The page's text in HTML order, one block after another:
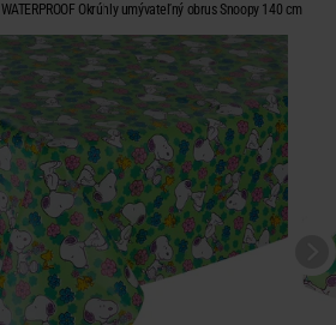
WATERPROOF Okrúhly umývateľný obrus Snoopy 140 cm